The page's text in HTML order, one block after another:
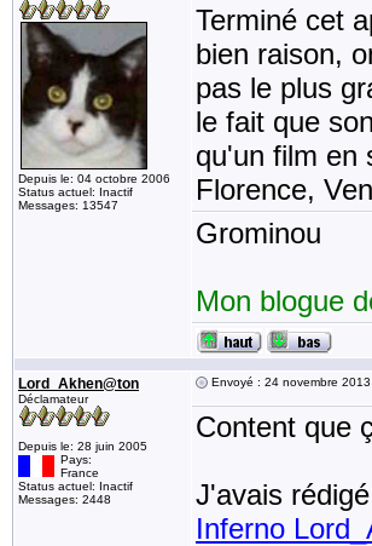
Depuis le: 04 octobre 2006
Status actuel: Inactif
Messages: 13547
Terminé cet
bien raison,
pas le plus
le fait que
qu'un film en
Florence,
Grominou
Mon blogue
Lord_Akhen@ton
Déclamateur
Depuis le: 28 juin 2005
Pays:
France
Status actuel: Inactif
Messages: 2448
Envoyé : 24 novembre
Content que
J'avais
Inferno